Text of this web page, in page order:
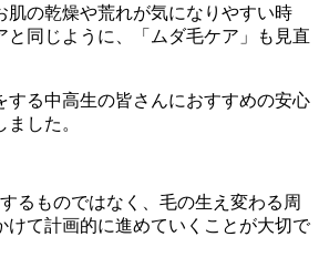
肌の乾燥や荒れが気になりやすい時
と同じように、「ムダ毛ケア」も見直
する中高生の皆さんにおすすめの安心
した。
るものではなく、毛の生え変わる周
けて計画的に進めていくことが大切で